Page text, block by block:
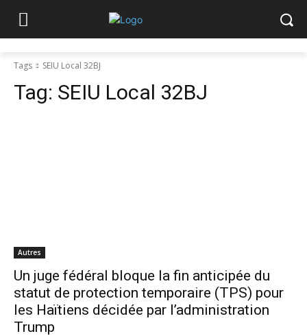
Tags SEIU Local 32BJ
Tag: SEIU Local 32BJ
Autres
Un juge fédéral bloque la fin anticipée du
statut de protection temporaire (TPS) pour
les Haïtiens décidée par l’administration
Trump